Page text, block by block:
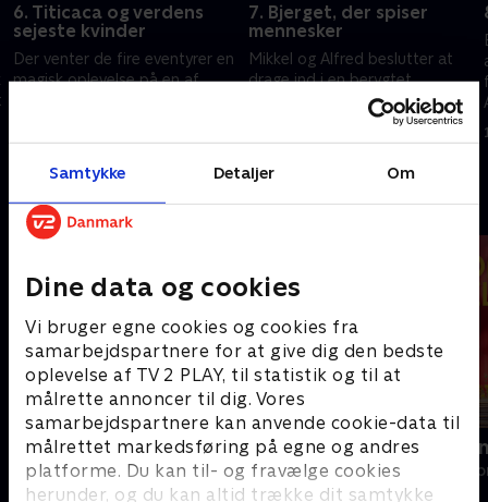
Samtykke Detaljer Om
Dine data og cookies
Vi bruger egne cookies og cookies fra
samarbejdspartnere for at give dig den bedste
oplevelse af TV 2 PLAY, til statistik og til at
målrette annoncer til dig. Vores
samarbejdspartnere kan anvende cookie-data til
målrettet markedsføring på egne og andres
platforme. Du kan til- og fravælge cookies
herunder, og du kan altid trække dit samtykke
6. Titicaca og verdens
sejeste kvinder
Der venter de fire eventyrer en
magisk oplevelse på en af
familien et bjerg med tre
7. Bjerget, der spiser
mennesker
Mikkel og Alfred beslutter at
drage ind i en berygtet
sølvmine. Tilbage i lyset venter
et eventyrligt syn, da de alle
ankommer til verdens største
Andre så også
Kurs mod fjerne kyster
Livsstil • 4 sæsoner
Linde på
Livsstil • 5